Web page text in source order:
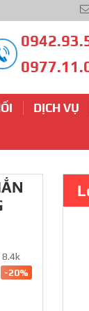
DỊCH VỤ
-20%